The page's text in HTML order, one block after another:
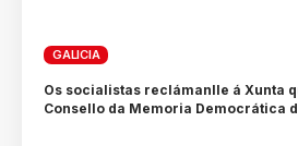
GALICIA
Os socialistas reclámanlle á Xunta
Consello da Memoria Democrática